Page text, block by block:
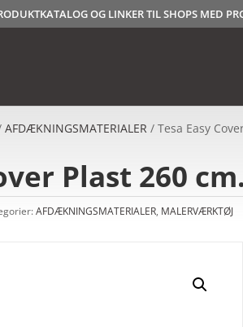
OG LINKER TIL SHOPS MED
AFDÆKNINGSMATERIALER / Tesa Easy
Plast 260
AFDÆKNINGSMATERIALER, MALERVÆRKTØJ